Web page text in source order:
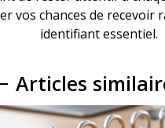
Articles
vos chances de recevoir
identifiant essentiel.